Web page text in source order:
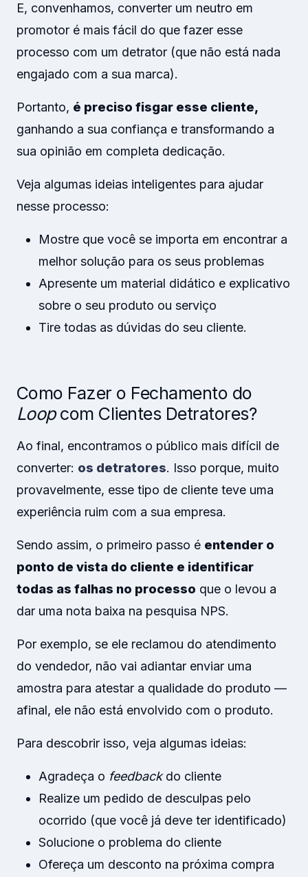
E, convenhamos, converter um neutro em
promotor é mais fácil do que fazer esse
processo com um detrator (que não está nada
engajado com a sua marca).
Portanto, é preciso fisgar esse cliente,
ganhando a sua confiança e transformando a
sua opinião em completa dedicação.
Veja algumas ideias inteligentes para ajudar
nesse processo:
Mostre que você se importa em encontrar a
melhor solução para os seus problemas
Apresente um material didático e explicativo
sobre o seu produto ou serviço
Tire todas as dúvidas do seu cliente.
Como Fazer o Fechamento do
Loopcom Clientes Detratores?
Ao final, encontramos o público mais difícil de
converter: os detratores. Isso porque, muito
provavelmente, esse tipo de cliente teve uma
experiência ruim com a sua empresa.
Sendo assim, o primeiro passo é entender o
ponto de vista do cliente e identificar
todas as falhas no processo que o levou a
dar uma nota baixa na pesquisa NPS.
Por exemplo, se ele reclamou do atendimento
do vendedor, não vai adiantar enviar uma
amostra para atestar a qualidade do produto —
afinal, ele não está envolvido com o produto.
Para descobrir isso, veja algumas ideias:
Agradeça o feedbackdo cliente
Realize um pedido de desculpas pelo
ocorrido (que você já deve ter identificado)
Solucione o problema do cliente
Ofereça um desconto na próxima compra